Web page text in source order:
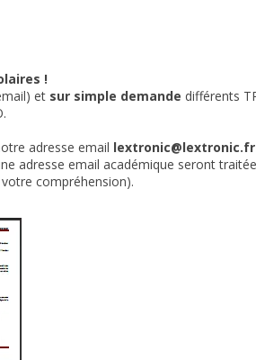
!
et sur simple demande différents
adresse email lextronic@lextronic.fr
adresse email académique seront
compréhension).